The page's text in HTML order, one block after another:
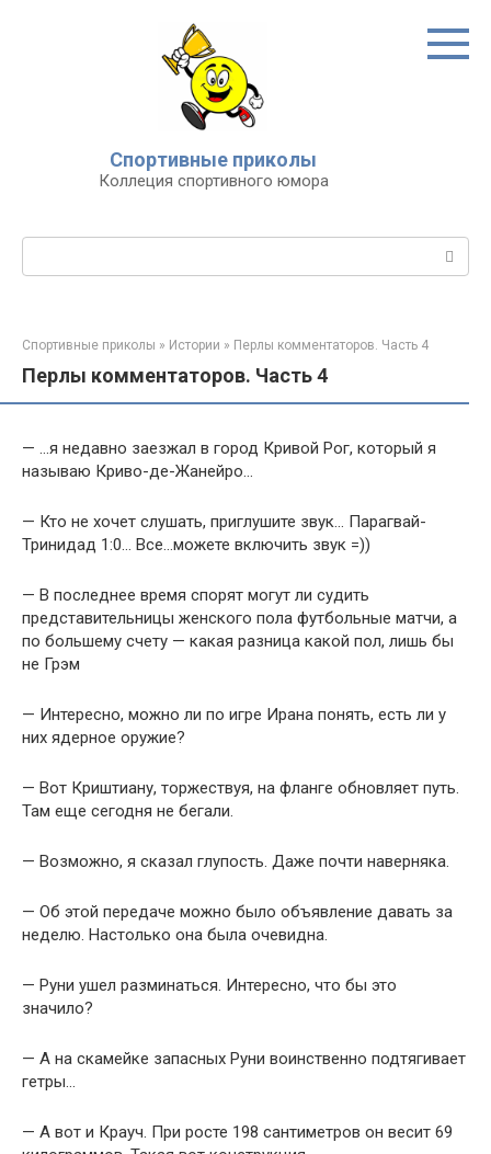
Спортивные приколы
Коллеция спортивного юмора
Спортивные приколы » Истории » Перлы комментаторов. Часть 4
Перлы комментаторов. Часть 4
— …я недавно заезжал в город Кривой Рог, который я
называю Криво-де-Жанейро…
— Кто не хочет слушать, приглушите звук… Парагвай-
Тринидад 1:0… Все…можете включить звук =))
— В последнее время спорят могут ли судить
представительницы женского пола футбольные матчи, а
по большему счету — какая разница какой пол, лишь бы
не Грэм
— Интересно, можно ли по игре Ирана понять, есть ли у
них ядерное оружие?
— Вот Криштиану, торжествуя, на фланге обновляет путь.
Там еще сегодня не бегали.
— Возможно, я сказал глупость. Даже почти наверняка.
— Об этой передаче можно было объявление давать за
неделю. Настолько она была очевидна.
— Руни ушел разминаться. Интересно, что бы это
значило?
— А на скамейке запасных Руни воинственно подтягивает
гетры…
— А вот и Крауч. При росте 198 сантиметров он весит 69